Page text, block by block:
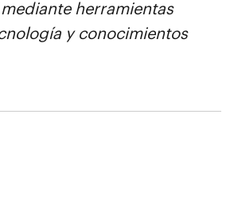
herramientas
y conocimientos